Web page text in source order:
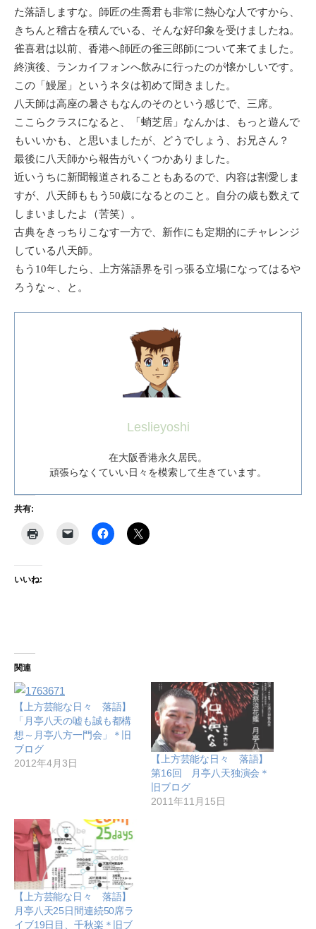
た落語しますな。師匠の生喬君も非常に熱心な人ですから、
きちんと稽古を積んでいる、そんな好印象を受けましたね。
雀喜君は以前、香港へ師匠の雀三郎師について来てました。
終演後、ランカイフォンへ飲みに行ったのが懐かしいです。
この「鰻屋」というネタは初めて聞きました。
八天師は高座の暑さもなんのそのという感じで、三席。
ここらクラスになると、「蛸芝居」なんかは、もっと遊んで
もいいかも、と思いましたが、どうでしょう、お兄さん？
最後に八天師から報告がいくつかありました。
近いうちに新聞報道されることもあるので、内容は割愛しま
すが、八天師ももう50歳になるとのこと。自分の歳も数えて
しまいましたよ（苦笑）。
古典をきっちりこなす一方で、新作にも定期的にチャレンジ
している八天師。
もう10年したら、上方落語界を引っ張る立場になってはるや
ろうな～、と。
Leslieyoshi
在大阪香港永久居民。
頑張らなくていい日々を模索して生きています。
共有:
いいね:
関連
【上方芸能な日々 落語】
「月亭八天の嘘も誠も都構
想～月亭八方一門会」＊旧
ブログ
2012年4月3日
【上方芸能な日々 落語】
第16回 月亭八天独演会＊
旧ブログ
2011年11月15日
【上方芸能な日々 落語】
月亭八天25日間連続50席ラ
イブ19日目、千秋楽＊旧ブ